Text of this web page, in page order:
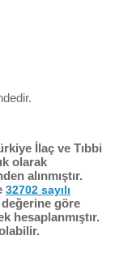
İlaç ve Tıbbi
olarak
alınmıştır.
32702 sayılı
göre
hesaplanmıştır.